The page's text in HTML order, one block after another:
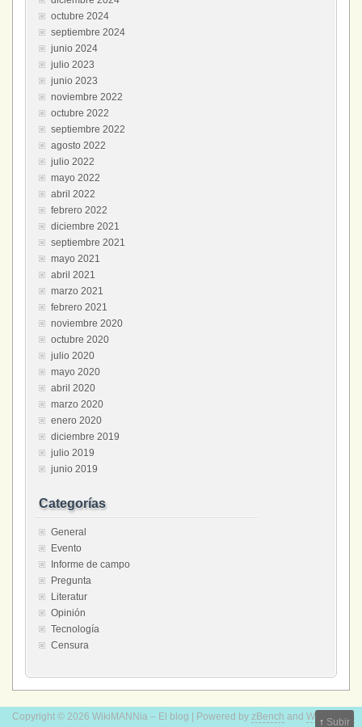
octubre 2024
septiembre 2024
junio 2024
julio 2023
junio 2023
noviembre 2022
octubre 2022
septiembre 2022
agosto 2022
julio 2022
mayo 2022
abril 2022
febrero 2022
diciembre 2021
septiembre 2021
mayo 2021
abril 2021
marzo 2021
febrero 2021
noviembre 2020
octubre 2020
julio 2020
mayo 2020
abril 2020
marzo 2020
enero 2020
diciembre 2019
julio 2019
junio 2019
Categorías
General
Evento
Informe de campo
Pregunta
Literatur
Opinión
Tecnología
Censura
Copyright © 2026 WikiMANNia – El blog | Powered by zBench and WordPress
↑ Subir